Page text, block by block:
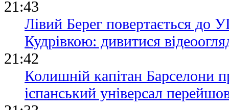
21:43
Лівий Берег повертається до
Кудрівкою: дивитися
21:42
Колишній капітан Барселони
іспанський універсал